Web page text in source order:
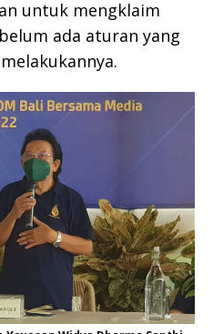
untuk mengklaim
ada aturan yang